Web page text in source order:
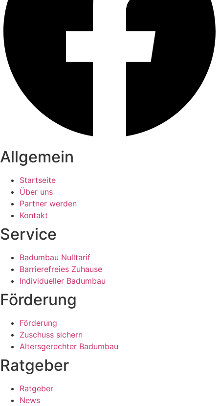
Allgemein
Startseite
Über uns
Partner werden
Kontakt
Service
Badumbau Nulltarif
Barrierefreies Zuhause
Individueller Badumbau
Förderung
Förderung
Zuschuss sichern
Altersgerechter Badumbau
Ratgeber
Ratgeber
News